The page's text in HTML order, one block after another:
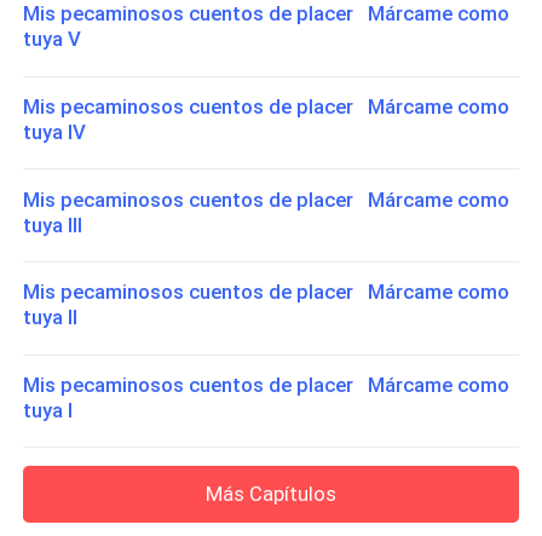
Mis pecaminosos cuentos de placer Márcame como
tuya V
Mis pecaminosos cuentos de placer Márcame como
tuya IV
Mis pecaminosos cuentos de placer Márcame como
tuya III
Mis pecaminosos cuentos de placer Márcame como
tuya II
Mis pecaminosos cuentos de placer Márcame como
tuya I
Más Capítulos